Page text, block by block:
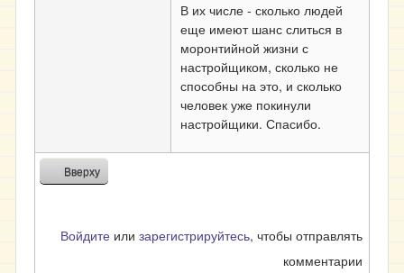
В их числе - сколько людей
еще имеют шанс слиться в
моронтийной жизни с
настройщиком, сколько не
способны на это, и сколько
человек уже покинули
настройщики. Спасибо.
Вверху
Войдите или зарегистрируйтесь, чтобы отправлять
комментарии